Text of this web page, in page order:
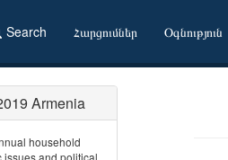
Search Հարցումներ Օգնություն
Armenia
household
issues and political